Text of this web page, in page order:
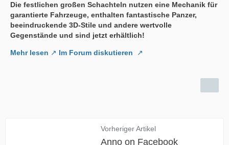
Die festlichen großen Schachteln nutzen eine Mechanik für
garantierte Fahrzeuge, enthalten fantastische Panzer,
beeindruckende 3D-Stile und andere wertvolle
Gegenstände und sind jetzt erhältlich!
Mehr lesen Im Forum diskutieren
Vorheriger Artikel
Anno on Facebook